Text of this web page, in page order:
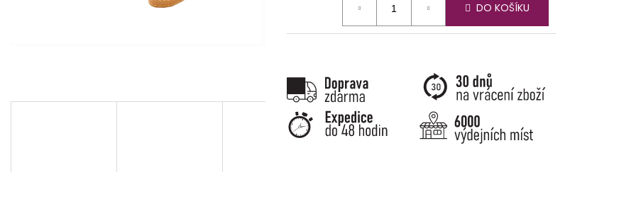
DO KOŠÍKU